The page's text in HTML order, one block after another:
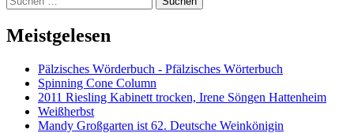
nach:
Meistgelesen
Pälzisches Wörderbuch - Pfälzisches Wörterbuch
Spinning Cone Column
2011 Riesling Kabinett trocken, Irene Söngen Hattenheim
Weißherbst
Mandy Großgarten ist 62. Deutsche Weinkönigin